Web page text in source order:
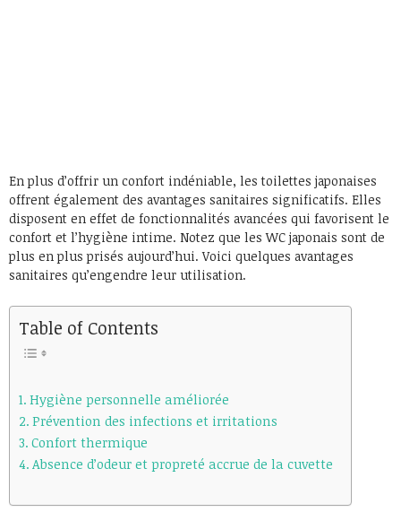
En plus d’offrir un confort indéniable, les toilettes japonaises
offrent également des avantages sanitaires significatifs. Elles
disposent en effet de fonctionnalités avancées qui favorisent le
confort et l’hygiène intime. Notez que les WC japonais sont de
plus en plus prisés aujourd’hui. Voici quelques avantages
sanitaires qu’engendre leur utilisation.
Table of Contents
Hygiène personnelle améliorée
Prévention des infections et irritations
Confort thermique
Absence d’odeur et propreté accrue de la cuvette